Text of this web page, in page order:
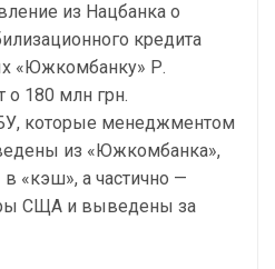
из Нацбанка о
кредита
«Южкомбанку» Р.
о 180 млн грн.
которые менеджментом
из «Южкомбанка»,
«кэш», а частично —
СЩА и выведены за